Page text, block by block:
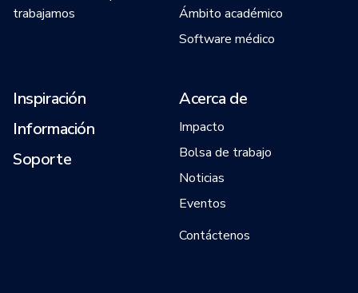
trabajamos
Ámbito académico
Software médico
Inspiración
Información
Soporte
Acerca de
Impacto
Bolsa de trabajo
Noticias
Eventos
Contáctenos